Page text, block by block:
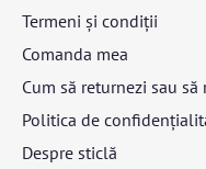
Termeni și condiții
Comanda mea
Cum să returnezi sau
Politica de
Despre sticlă